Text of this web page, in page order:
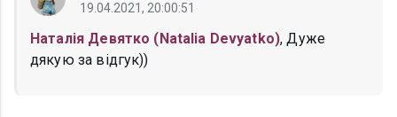
19.04.2021, 20:00:51
Наталія Девятко (Natalia Devyatko), Дуже
дякую за відгук))